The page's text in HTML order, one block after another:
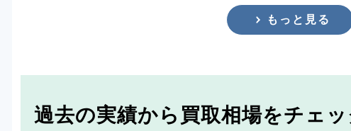
もっと見る
過去の実績から 買取相場をチェ